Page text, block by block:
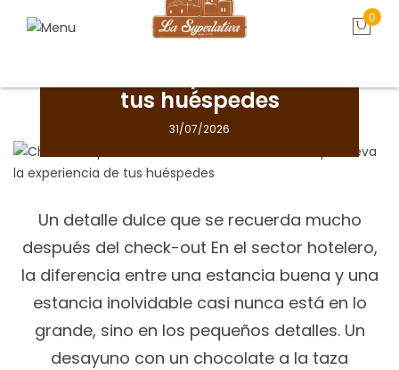
0
Chocolate para Hoteles:
tus huéspedes
31/07/2026
Un detalle dulce que se recuerda mucho
después del check-out En el sector hotelero,
la diferencia entre una estancia buena y una
estancia inolvidable casi nunca está en lo
grande, sino en los pequeños detalles. Un
desayuno con un chocolate a la taza